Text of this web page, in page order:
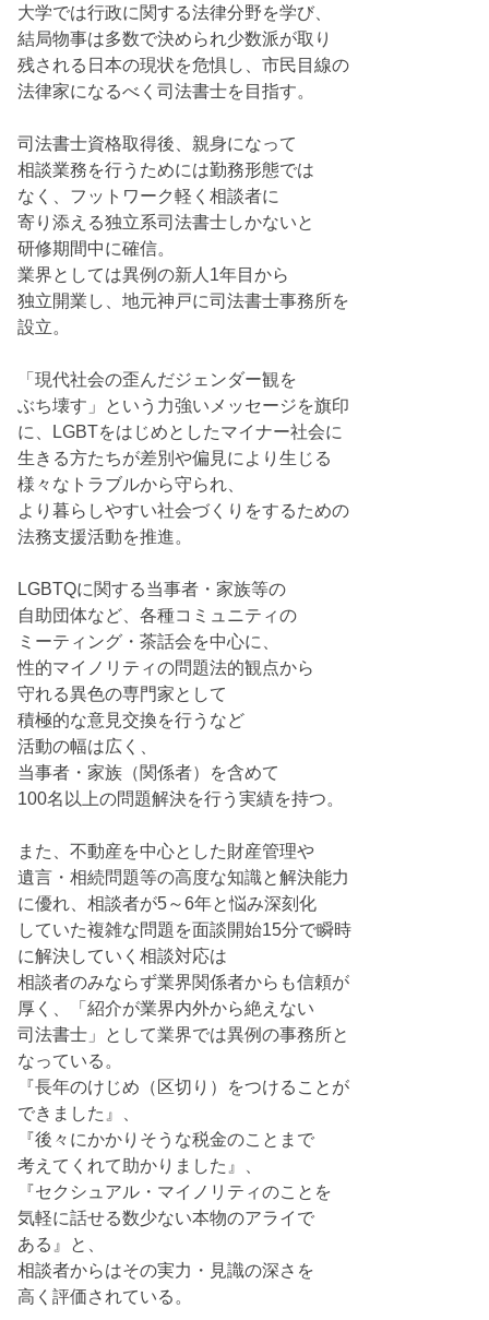
大学では行政に関する法律分野を学び、
結局物事は多数で決められ少数派が取り
残される日本の現状を危惧し、市民目線の
法律家になるべく司法書士を目指す。
司法書士資格取得後、親身になって
相談業務を行うためには勤務形態では
なく、フットワーク軽く相談者に
寄り添える独立系司法書士しかないと
研修期間中に確信。
業界としては異例の新人1年目から
独立開業し、地元神戸に司法書士事務所を
設立。
「現代社会の歪んだジェンダー観を
ぶち壊す」という力強いメッセージを旗印
に、LGBTをはじめとしたマイナー社会に
生きる方たちが差別や偏見により生じる
様々なトラブルから守られ、
より暮らしやすい社会づくりをするための
法務支援活動を推進。
LGBTQに関する当事者・家族等の
自助団体など、各種コミュニティの
ミーティング・茶話会を中心に、
性的マイノリティの問題法的観点から
守れる異色の専門家として
積極的な意見交換を行うなど
活動の幅は広く、
当事者・家族（関係者）を含めて
100名以上の問題解決を行う実績を持つ。
また、不動産を中心とした財産管理や
遺言・相続問題等の高度な知識と解決能力
に優れ、相談者が5～6年と悩み深刻化
していた複雑な問題を面談開始15分で瞬時
に解決していく相談対応は
相談者のみならず業界関係者からも信頼が
厚く、「紹介が業界内外から絶えない
司法書士」として業界では異例の事務所と
なっている。
『長年のけじめ（区切り）をつけることが
できました』、
『後々にかかりそうな税金のことまで
考えてくれて助かりました』、
『セクシュアル・マイノリティのことを
気軽に話せる数少ない本物のアライで
ある』と、
相談者からはその実力・見識の深さを
高く評価されている。